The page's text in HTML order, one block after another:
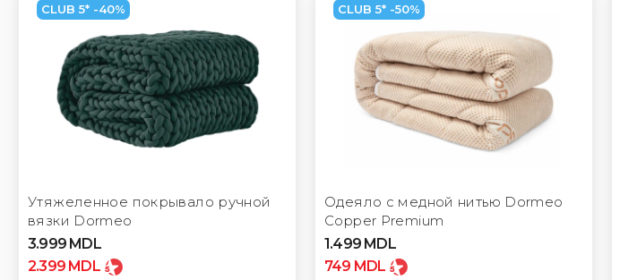
CLUB 5* -40%
Утяжеленное покрывало ручной
вязки Dormeo
3.999 MDL
2.399 MDL
CLUB 5* -50%
Одеяло с медной нитью Dormeo
Copper Premium
1.499 MDL
749 MDL